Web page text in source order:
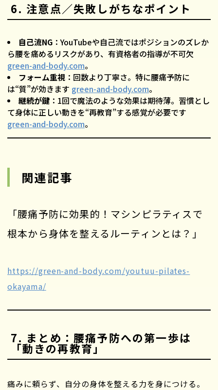
6. 注意点／失敗しがちなポイント
自己流NG ：YouTubeや自己流ではポジションのズレか
ら腰を痛めるリスクがあり、有資格者の指導が不可欠
green-and-body.com。
フォーム重視 ：回数より丁寧さ。特に腰痛予防に
は“質”が効きます green-and-body.com。
継続が鍵 ：1回で魔法のような効果は期待薄。習慣とし
て身体に正しい動きを“再教育”する感覚が必要です
green-and-body.com。
関連記事
「腰痛予防に効果的！マシンピラティスで
根本から身体を整えるルーティンとは？」
https://green-and-body.com/youtuu-pilates-
okayama/
7. まとめ：腰痛予防への第一歩は
「動きの再教育」
痛みに頼らず、自分の身体を整える力を身につける。